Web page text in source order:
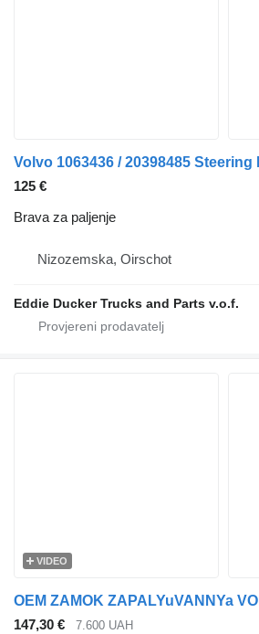
125 €
Brava za paljenje
Nizozemska, Oirschot
Eddie Ducker Trucks and Parts v.o.f.
VIDEO
147,30 € 7.600 UAH